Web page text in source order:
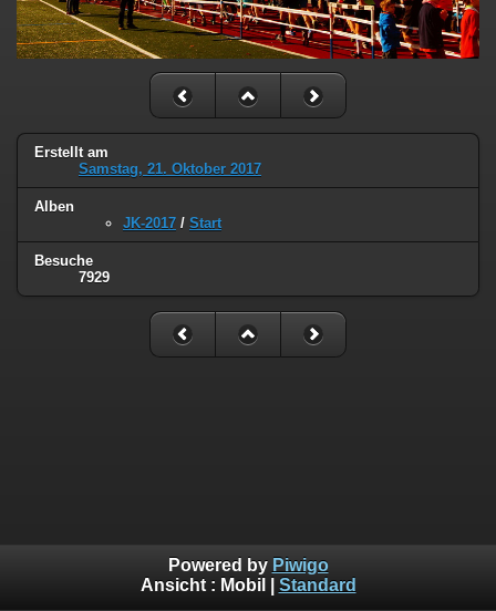
Erstellt am
Samstag, 21. Oktober 2017
Alben
JK-2017 / Start
Besuche
7929
Powered by Piwigo
Ansicht : Mobil Standard